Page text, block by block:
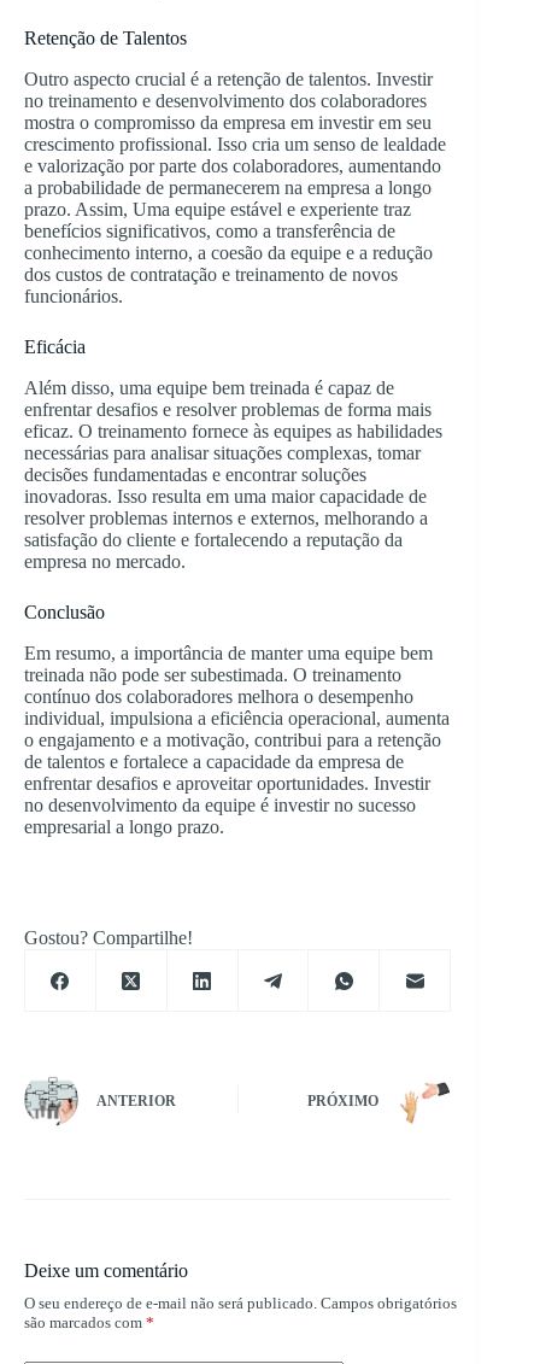
Retenção de Talentos
Outro aspecto crucial é a retenção de talentos. Investir
no treinamento e desenvolvimento dos colaboradores
mostra o compromisso da empresa em investir em seu
crescimento profissional. Isso cria um senso de lealdade
e valorização por parte dos colaboradores, aumentando
a probabilidade de permanecerem na empresa a longo
prazo. Assim, Uma equipe estável e experiente traz
benefícios significativos, como a transferência de
conhecimento interno, a coesão da equipe e a redução
dos custos de contratação e treinamento de novos
funcionários.
Eficácia
Além disso, uma equipe bem treinada é capaz de
enfrentar desafios e resolver problemas de forma mais
eficaz. O treinamento fornece às equipes as habilidades
necessárias para analisar situações complexas, tomar
decisões fundamentadas e encontrar soluções
inovadoras. Isso resulta em uma maior capacidade de
resolver problemas internos e externos, melhorando a
satisfação do cliente e fortalecendo a reputação da
empresa no mercado.
Conclusão
Em resumo, a importância de manter uma equipe bem
treinada não pode ser subestimada. O treinamento
contínuo dos colaboradores melhora o desempenho
individual, impulsiona a eficiência operacional, aumenta
o engajamento e a motivação, contribui para a retenção
de talentos e fortalece a capacidade da empresa de
enfrentar desafios e aproveitar oportunidades. Investir
no desenvolvimento da equipe é investir no sucesso
empresarial a longo prazo.
Gostou? Compartilhe!
ANTERIOR PRÓXIMO
Deixe um comentário
O seu endereço de e-mail não será publicado. Campos obrigatórios
são marcados com *